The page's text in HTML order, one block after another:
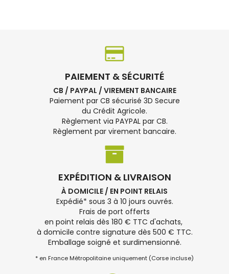
PAIEMENT & SÉCURITÉ
CB / PAYPAL / VIREMENT BANCAIRE
Paiement par CB sécurisé 3D Secure
du Crédit Agricole.
Règlement via PAYPAL par CB.
Règlement par virement bancaire.
EXPÉDITION & LIVRAISON
À DOMICILE / EN POINT RELAIS
Expédié* sous 3 à 10 jours ouvrés.
Frais de port offerts
en point relais dès 180 € TTC d'achats,
à domicile contre signature dès 500 € TTC.
Emballage soigné et surdimensionné.
* en France Métropolitaine uniquement (Corse incluse)